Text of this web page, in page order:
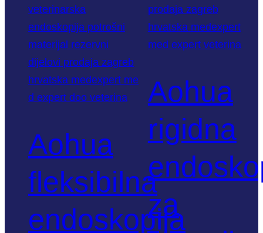
Aohua
fleksibilna
endoskopija
Aohua
rigidna
za